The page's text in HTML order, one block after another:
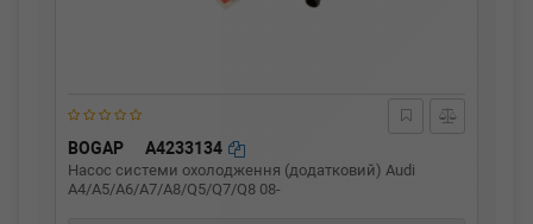
BOGAP A4233134
Насос системи охолодження (додатковий) Audi
A4/A5/A6/A7/A8/Q5/Q7/Q8 08-